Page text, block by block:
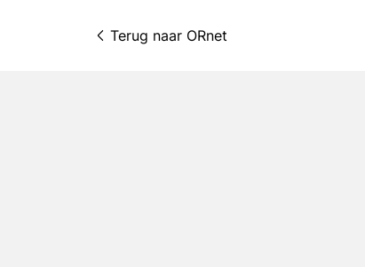
Terug naar ORnet